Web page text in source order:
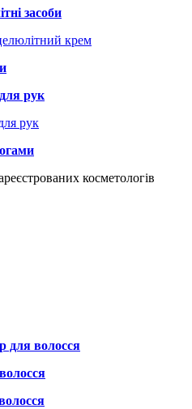
засоби
крем
рук
рук
косметологів
для волосся